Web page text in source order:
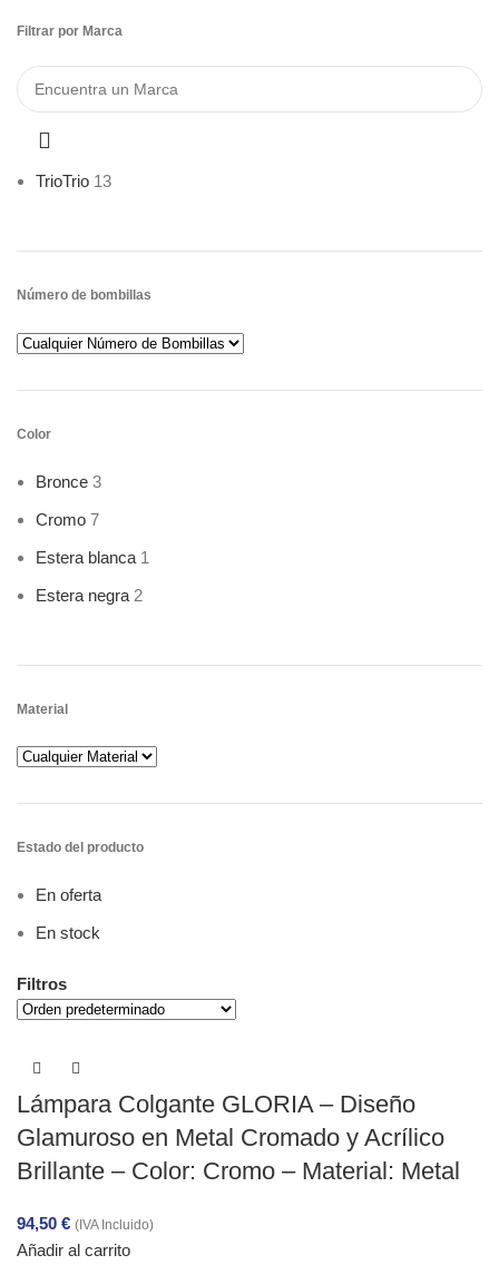
Filtrar por Marca
TrioTrio 13
Número de bombillas
Color
Bronce 3
Cromo 7
Estera blanca 1
Estera negra 2
Material
Estado del producto
En oferta
En stock
Filtros
Lámpara Colgante GLORIA – Diseño
Glamuroso en Metal Cromado y Acrílico
Brillante – Color: Cromo – Material: Metal
94,50 € (IVA Incluido)
Añadir al carrito